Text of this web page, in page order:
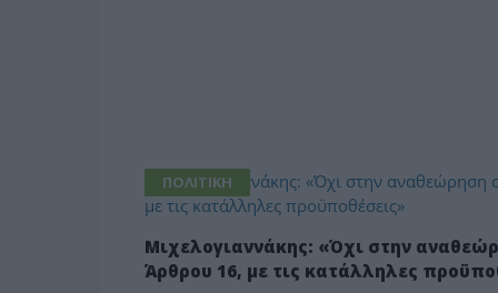
ΠΟΛΙΤΙΚΗ
Μιχελογιαννάκης: «Όχι στην
Άρθρου 16, με τις κατάλληλες